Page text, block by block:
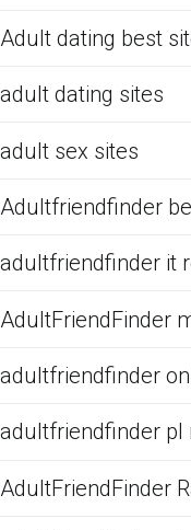
Adult dating best
adult dating sites
adult sex sites
Adultfriendfinder
adultfriendfinder it
AdultFriendFinder
adultfriendfinder
adultfriendfinder pl
AdultFriendFinder